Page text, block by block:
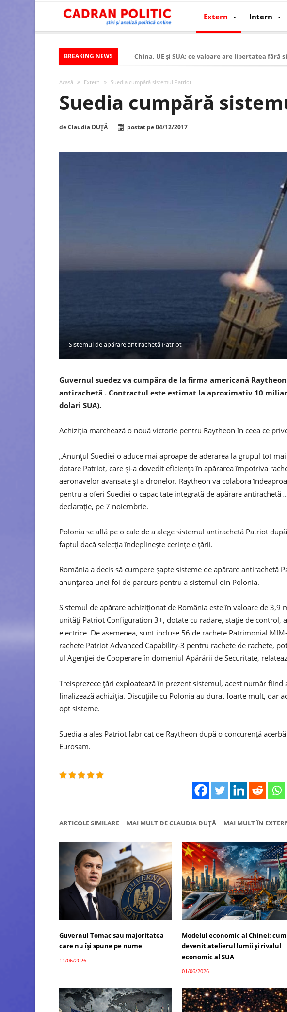
Extern Intern
BREAKING NEWS
China, UE și SUA: ce valoare are libertatea fără
Modelul economic al Chinei: cum a devenit
Viitorul României în Uniunea Europeană. Ce
Huawei dezvoltă un nou cip AI pentru a înlocui
Acasă Extern Suedia cumpără sistemul Patriot
Suedia cumpără
deClaudia DUȚĂ postat pe04/12/2017
Sistemul de apărare antirachetă Patriot
Guvernul suedez va cumpăra de la firma americană
antirachetă . Contractul este estimat la aproximativ 10
dolari SUA).
Achiziția marchează o nouă victorie pentru Raytheon în ceea ce
„Anunțul Suediei o aduce mai aproape de aderarea la grupul tot
dotare Patriot, care și-a dovedit eficiența în apărarea împotriva
aeronavelor avansate și a dronelor. Raytheon va colabora
pentru a oferi Suediei o capacitate integrată de apărare antirachetă
declarație, pe 7 noiembrie.
Polonia se află pe o cale de a alege sistemul antirachetă Patriot
faptul dacă selecția îndeplinește cerințele țării.
România a decis să cumpere șapte sisteme de apărare antirachetă
anunțarea unei foi de parcurs pentru a sistemul din Polonia.
Sistemul de apărare achiziționat de România este în valoare de 3,9
unități Patriot Configuration 3+, dotate cu radare, stație de control,
electrice. De asemenea, sunt incluse 56 de rachete Patrimonial
rachete Patriot Advanced Capability-3 pentru rachete de rachete,
ul Agenției de Cooperare în domeniul Apărării de Securitate,
Treisprezece țări exploatează în prezent sistemul, acest număr fiind
finalizează achiziția. Discuțiile cu Polonia au durat foarte mult, dar
opt sisteme.
Suedia a ales Patriot fabricat de Raytheon după o concurență
Eurosam.
ARTICOLE SIMILARE MAI MULT DE CLAUDIA DUȚĂ MAI MULT ÎN
Guvernul Tomac sau majoritatea
care nu își spune pe nume
11/06/2026
Modelul economic al Chinei: cum
devenit atelierul lumii și rivalul
economic al SUA
01/06/2026